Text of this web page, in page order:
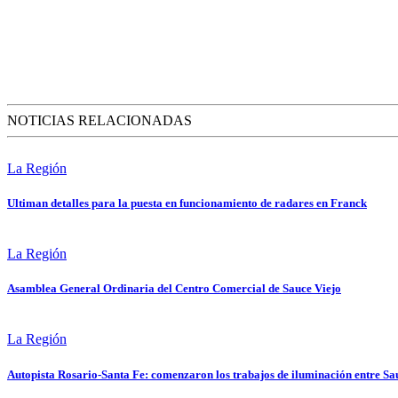
NOTICIAS RELACIONADAS
La Región
Ultiman detalles para la puesta en funcionamiento de radares en Franck
La Región
Asamblea General Ordinaria del Centro Comercial de Sauce Viejo
La Región
Autopista Rosario-Santa Fe: comenzaron los trabajos de iluminación entre